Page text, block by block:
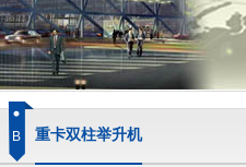
B 重卡双柱举升机